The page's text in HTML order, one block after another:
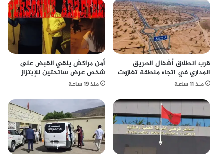
قرب انطلاق أشغال الطريق
المداري في اتجاه منطقة تغازوت
منذ 11 ساعة
أمن مراكش يلقي القبض على
شخص عرض سائحتين للإبتزاز
منذ 19 ساعة